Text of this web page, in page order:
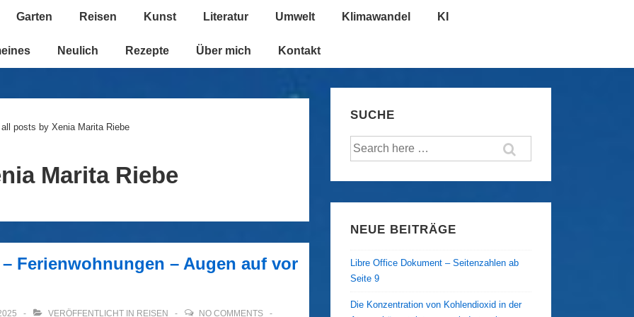
Garten Reisen Kunst Literatur Umwelt Klimawandel KI
Neulich Rezepte Über mich Kontakt
posts by Xenia Marita Riebe
Marita Riebe
Ferienwohnungen – Augen auf vor
VERÖFFENTLICHT IN REISEN
NO COMMENTS
SUCHE
Suche
NEUE BEITRÄGE
Libre Office Dokument – Seitenzahlen ab
Seite 9
Die Konzentration von Kohlendioxid in der